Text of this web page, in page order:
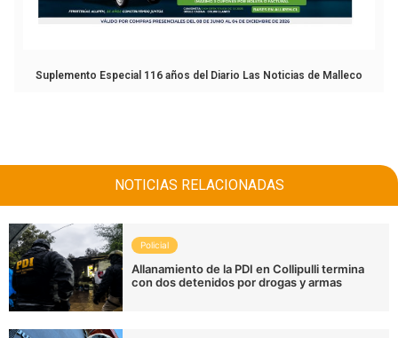
Suplemento Especial 116 años del Diario Las Noticias de Malleco
NOTICIAS RELACIONADAS
Policial
Allanamiento de la PDI en Collipulli termina
con dos detenidos por drogas y armas